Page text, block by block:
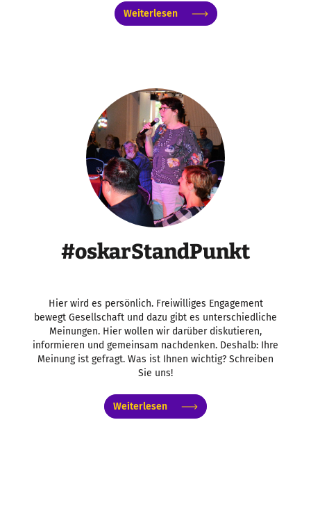
Weiterlesen
#oskarStandPunkt
Hier wird es persönlich. Freiwilliges Engagement
bewegt Gesellschaft und dazu gibt es unterschiedliche
Meinungen. Hier wollen wir darüber diskutieren,
informieren und gemeinsam nachdenken. Deshalb: Ihre
Meinung ist gefragt. Was ist Ihnen wichtig? Schreiben
Sie uns!
Weiterlesen